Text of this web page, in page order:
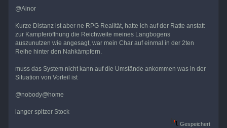
@Ainor
Kurze Distanz ist aber ne RPG Realität, hatte ich auf der Ratte anstatt
zur Kampferöffnung die Reichweite meines Langbogens
auszunutzen wie angesagt, war mein Char auf einmal in der 2ten
Reihe hinter den Nahkämpfern.
muss das System nicht kann auf die Umstände ankommen was in der
Situation von Vorteil ist
@nobody@home
langer spitzer Stock
Gespeichert